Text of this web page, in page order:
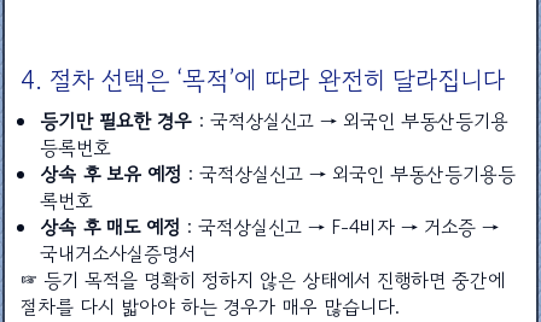
4. 절차 선택은 ‘목적’에 따라 완전히 달라집니다
등기만 필요한 경우 : 국적상실신고 → 외국인 부동산등기용
등록번호
상속 후 보유 예정 : 국적상실신고 → 외국인 부동산등기용등
록번호
상속 후 매도 예정 : 국적상실신고 → F-4비자 → 거소증 →
국내거소사실증명서
☞ 등기 목적을 명확히 정하지 않은 상태에서 진행하면 중간에
절차를 다시 밟아야 하는 경우가 매우 많습니다.